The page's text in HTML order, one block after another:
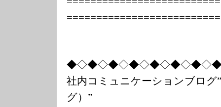
===============
社内コミュニケーションブログ
グ）”